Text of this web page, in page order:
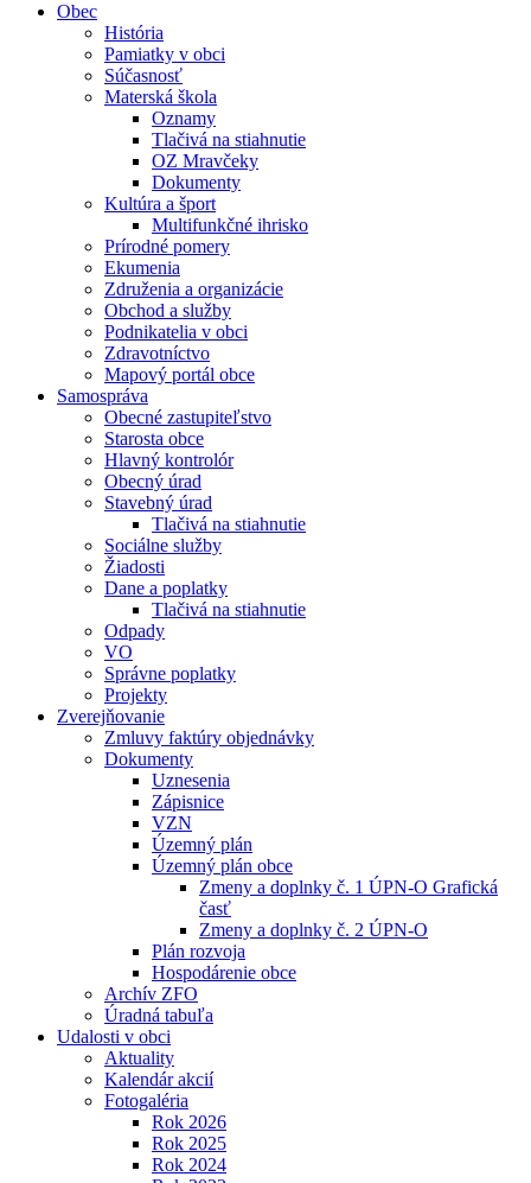
Obec
História
Pamiatky v obci
Súčasnosť
Materská škola
Oznamy
Tlačivá na stiahnutie
OZ Mravčeky
Dokumenty
Kultúra a šport
Multifunkčné ihrisko
Prírodné pomery
Ekumenia
Združenia a organizácie
Obchod a služby
Podnikatelia v obci
Zdravotníctvo
Mapový portál obce
Samospráva
Obecné zastupiteľstvo
Starosta obce
Hlavný kontrolór
Obecný úrad
Stavebný úrad
Tlačivá na stiahnutie
Sociálne služby
Žiadosti
Dane a poplatky
Tlačivá na stiahnutie
Odpady
VO
Správne poplatky
Projekty
Zverejňovanie
Zmluvy faktúry objednávky
Dokumenty
Uznesenia
Zápisnice
VZN
Územný plán
Územný plán obce
Zmeny a doplnky č. 1 ÚPN-O Grafická
časť
Zmeny a doplnky č. 2 ÚPN-O
Plán rozvoja
Hospodárenie obce
Archív ZFO
Úradná tabuľa
Udalosti v obci
Aktuality
Kalendár akcií
Fotogaléria
Rok 2026
Rok 2025
Rok 2024